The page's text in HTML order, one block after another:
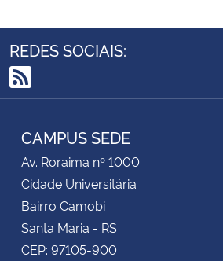
REDES SOCIAIS:
RSS
CAMPUS SEDE
Av. Roraima nº 1000
Cidade Universitária
Bairro Camobi
Santa Maria - RS
CEP: 97105-900